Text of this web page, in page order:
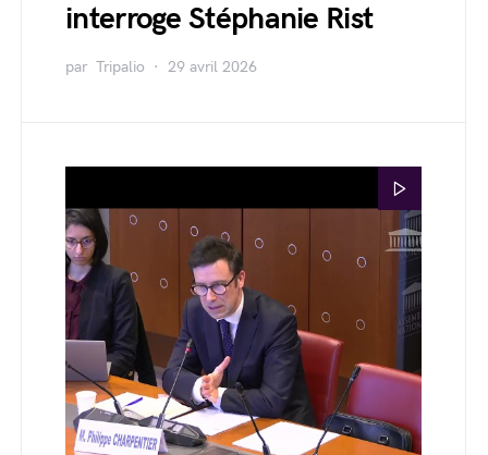
interroge Stéphanie Rist
par Tripalio 29 avril 2026